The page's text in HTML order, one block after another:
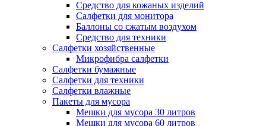
Средство для кожаных изделий
Салфетки для монитора
Баллоны со сжатым воздухом
Средство для техники
Салфетки хозяйственные
Микрофибра салфетки
Салфетки бумажные
Салфетки для техники
Салфетки влажные
Пакеты для мусора
Мешки для мусора 30 литров
Мешки для мусора 60 литров